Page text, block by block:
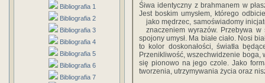
Bibliografia 1
Bibliografia 2
Bibliografia 3
Bibliografia 4
Bibliografia 5
Bibliografia 6
Bibliografia 7
Śiwa identyczny z brahmanem w
Jest boskim umysłem, którego
jako mędrzec, samoświadomy
znaczeniem wyrazów. Przebywa
spojony umysł. Ma białe ciało. Nosi
to kolor doskonałości, światła
Przenikliwość, wszechwidzenie
się pionowo na jego czole. Jako
tworzenia, utrzymywania życia oraz